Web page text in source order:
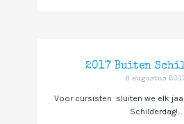
2017 Buiten
8 augustus
Voor cursisten sluiten we elk
Schilderdag!...